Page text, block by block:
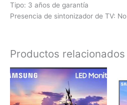
Tipo: 3 años de garantía
Presencia de sintonizador de TV: No
Productos relacionados